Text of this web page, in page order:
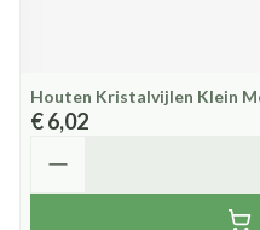
Houten Kristalvijlen Klein
€ 6,02